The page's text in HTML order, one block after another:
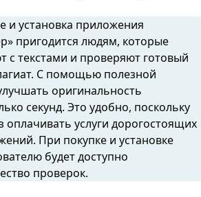
и установка приложения
пригодится людям, которые
с текстами и проверяют готовый
С помощью полезной
оригинальность
секунд. Это удобно, поскольку
оплачивать услуги дорогостоящих
При покупке и установке
будет доступно
проверок.